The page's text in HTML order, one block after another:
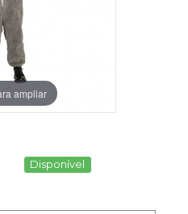
ampliar
Disponível